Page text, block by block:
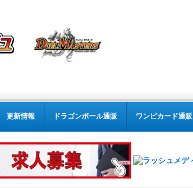
更新情報 ドラゴンボール通販 ワンピカード通販